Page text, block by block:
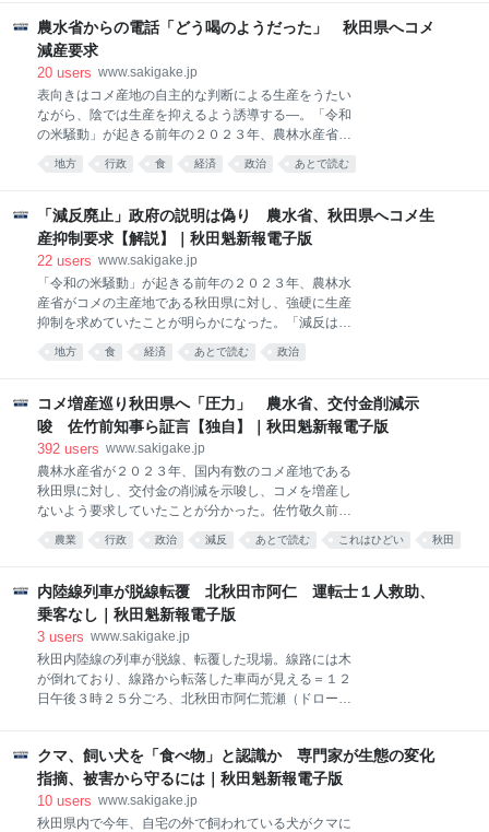
きた。そうした際、逃げ隠れすることなく思うところ
を語り、潔く謝罪もし、遺恨を引きずることのない知
事だった ▼思いの一端を語ったことがある。「新聞、
マスコミを敵と思うことはない。権力を批判する役割
がなければそれは独裁です。そんな国には住みたくな
い」。昨年７月、本紙創刊１５０年を記念した式典で
いうような話ではない。権力監視への理解はすなわ
メディアの向こうに地域住民の存在を感じ、説明責任
を果たす用意を常にしていたのだろう ▼国内外を見渡
すと、メディアとの対峙（た
農水省からの電話「どう喝のようだった」 秋田県へコメ
減産要求
20 users www.sakigake.jp
表向きはコメ産地の自主的な判断による生産をうたい
ながら、陰では生産を抑えるよう誘導する―。「令和
の米騒動」が起きる前年の２０２３年、農林水産省が
秋田県に生産抑制を要求していたことが明らかになっ
た。佐竹敬久前知事は「プレッシャーは強かった」と
め、県職員に電話してきたのは、２０２３年年明けか
ら春先にかけてだった。 コメ増産巡り秋田県へ「圧
力」 農水省、交付金削減示唆 佐竹前知事ら証言
し、県やＪＡグループ、農家代表などでつくる県農業
再生協議会が話し合って合意した２３年産米の「生産
の目安」を決め直すよう要求。生産が増えないことの
確約を迫った。増えた場合には、転作に関する交付金
地方 行政 食 経済 政治 あとで読む
「減反廃止」政府の説明は偽り 農水省、秋田県へコメ生
産抑制要求【解説】｜秋田魁新報電子版
22 users www.sakigake.jp
「令和の米騒動」が起きる前年の２０２３年、農林水
産省がコメの主産地である秋田県に対し、強硬に生産
抑制を求めていたことが明らかになった。「減反は廃
止した」という政府の説明は偽りだったことになる。
コメ増産巡り秋田県へ「圧力」 農水省、交付金削減
躍起となった背景には、農林族議員やその支持基盤で
あるＪＡグループが、米価維持の手段として必要不可
欠と考えてきたことがある。農水省は長年、コメ余り
てきた。供給過剰はコメ農家の所得減少に直結すると
の考えからだ。
地方 食 経済 あとで読む 政治
コメ増産巡り秋田県へ「圧力」 農水省、交付金削減示
唆 佐竹前知事ら証言【独自】｜秋田魁新報電子版
392 users www.sakigake.jp
農林水産省が２０２３年、国内有数のコメ産地である
秋田県に対し、交付金の削減を示唆し、コメを増産し
ないよう要求していたことが分かった。佐竹敬久前知
事や県関係者が秋田魁新報の取材に証言した。政府は
コメ生産を抑制する「減反」を１８年に廃止し、産地
減反廃止は名ばかりだったことが浮き彫りとなった。
農水省が米価下落を防ごうとコメ生産を抑制する姿勢
を続ける中、２４年夏にはコメが店頭から消え、高騰
いよう要求したことからはコメ政策の失政ぶりも浮か
び上がる。 県関係者によると、農水省がコメを増産し
ないよう要求したのは、２３年産米についてだった。
影響を及ぼした。 県や農業団体などでつくる県農業再
生協議会は２２年１１月、農家らがコメ作りの参考に
する県全体の生産の目安を３
農業 行政 政治 減反 あとで読む これはひどい 秋田
内陸線列車が脱線転覆 北秋田市阿仁 運転士１人救助、
乗客なし｜秋田魁新報電子版
3 users www.sakigake.jp
秋田内陸線の列車が脱線、転覆した現場。線路には木
が倒れており、線路から転落した車両が見える＝１２
日午後３時２５分ごろ、北秋田市阿仁荒瀬（ドローン
七曲橋梁（きょうりょう）で、阿仁合発角館行きの始
発快速列車１両が脱線転覆し、約８メートル下の斜面
に落下した。乗客はおらず、運転士の男性（５１）が
負傷して市内の病院に搬送された。運行する秋田内陸
クマ、飼い犬を「食べ物」と認識か 専門家が生態の変化
指摘、被害から守るには｜秋田魁新報電子版
10 users www.sakigake.jp
秋田県内で今年、自宅の外で飼われている犬がクマに